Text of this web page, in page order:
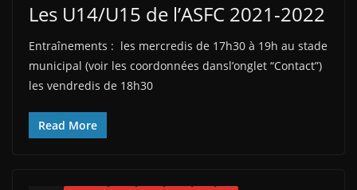
Les U14/U15 de l’ASFC 2021-2022
Entraînements : les mercredis de 17h30 à 19h au stade
municipal (voir les coordonnées dansl’onglet “Contact”)
les vendredis de 18h30
Read More